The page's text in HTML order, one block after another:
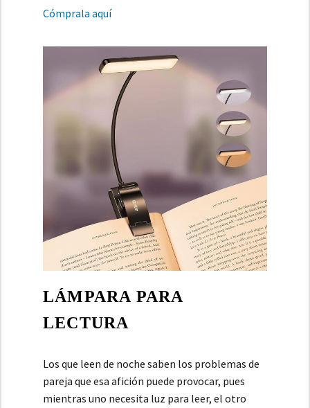
Cómprala aquí
LÁMPARA PARA
LECTURA
Los que leen de noche saben los problemas de
pareja que esa afición puede provocar, pues
mientras uno necesita luz para leer, el otro